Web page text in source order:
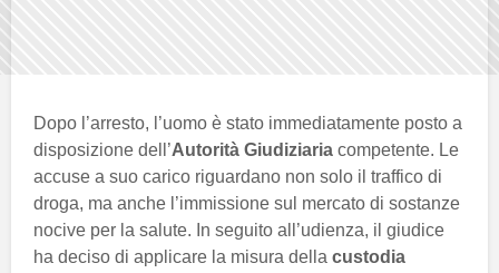
Dopo l’arresto, l’uomo è stato immediatamente posto a
disposizione dell’Autorità Giudiziaria competente. Le
accuse a suo carico riguardano non solo il traffico di
droga, ma anche l’immissione sul mercato di sostanze
nocive per la salute. In seguito all’udienza, il giudice
ha deciso di applicare la misura della custodia